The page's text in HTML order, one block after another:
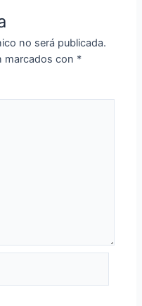
no será publicada.
marcados con *